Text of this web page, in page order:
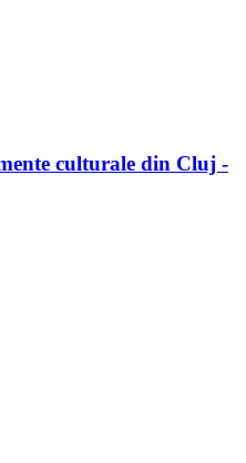
culturale din Cluj -